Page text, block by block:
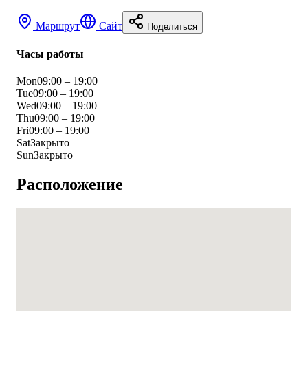
Маршрут Сайт Поделиться
Часы работы
Mon09:00 – 19:00
Tue09:00 – 19:00
Wed09:00 – 19:00
Thu09:00 – 19:00
Fri09:00 – 19:00
SatЗакрыто
SunЗакрыто
Расположение